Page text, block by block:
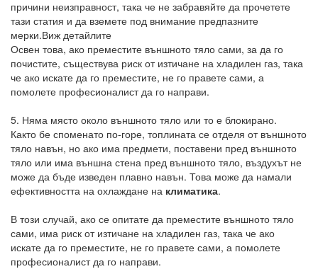
причини неизправност, така че не забравяйте да прочетете
тази статия и да вземете под внимание предпазните
мерки.Виж детайлите
Освен това, ако преместите външното тяло сами, за да го
почистите, съществува риск от изтичане на хладилен газ, така
че ако искате да го преместите, не го правете сами, а
помолете професионалист да го направи.
5. Няма място около външното тяло или то е блокирано.
Както бе споменато по-горе, топлината се отделя от външното
тяло навън, но ако има предмети, поставени пред външното
тяло или има външна стена пред външното тяло, въздухът не
може да бъде изведен плавно навън. Това може да намали
ефективността на охлаждане на климатика.
В този случай, ако се опитате да преместите външното тяло
сами, има риск от изтичане на хладилен газ, така че ако
искате да го преместите, не го правете сами, а помолете
професионалист да го направи.